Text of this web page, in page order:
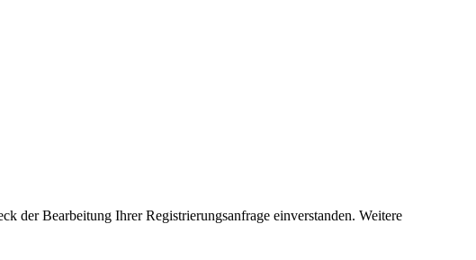
der Bearbeitung Ihrer Registrierungsanfrage einverstanden. Weitere